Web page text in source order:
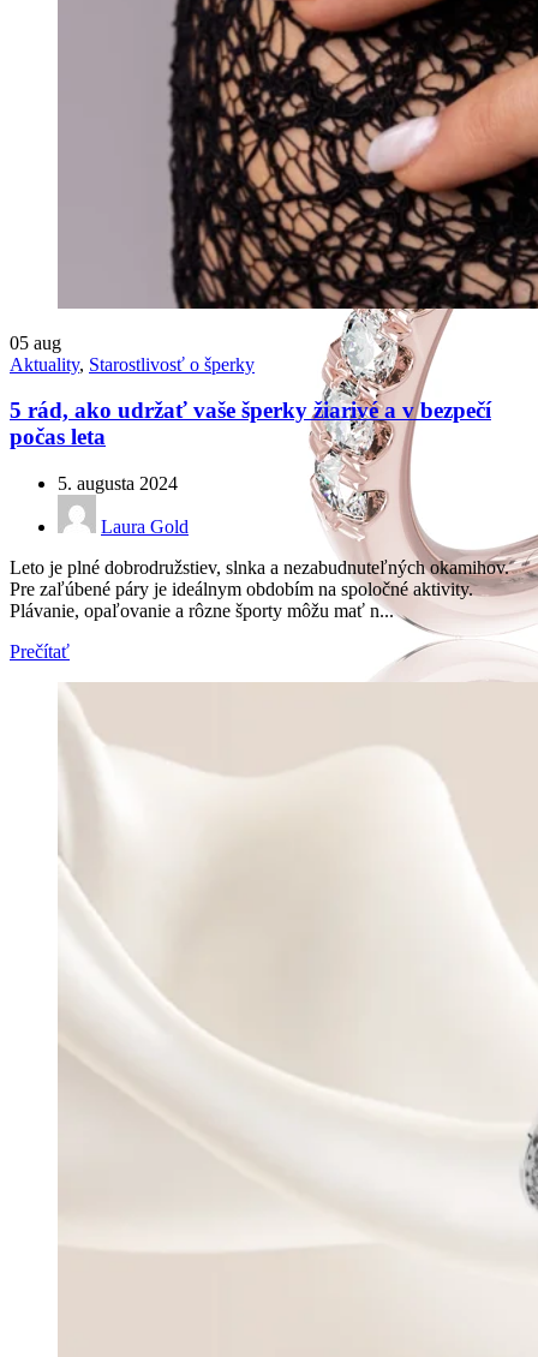
Forever Collection
Zásnubné prstne z kolekcie Forever.
05 aug
Aktuality, Starostlivosť o šperky
5 rád, ako udržať vaše šperky žiarivé a v bezpečí
počas leta
5. augusta 2024
Laura Gold
Leto je plné dobrodružstiev, slnka a nezabudnuteľných okamihov.
Pre zaľúbené páry je ideálnym obdobím na spoločné aktivity.
Plávanie, opaľovanie a rôzne športy môžu mať n...
Prečítať